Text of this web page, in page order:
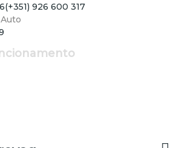
(+351) 926 600 317